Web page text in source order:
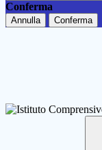
Conferma
Annulla Conferma